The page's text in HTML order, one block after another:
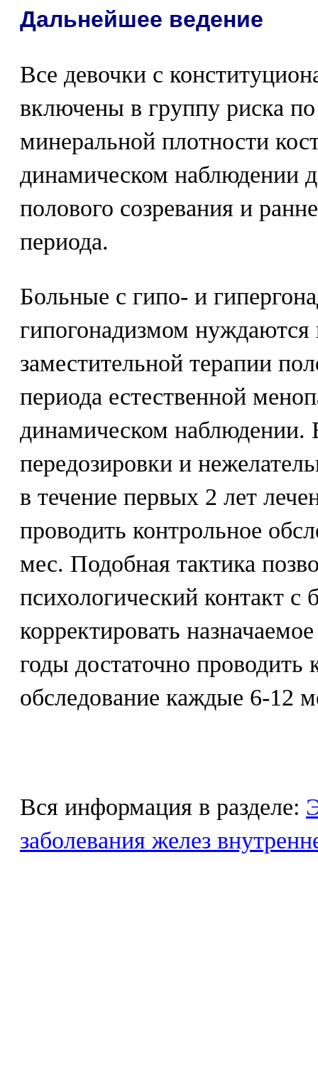
Дальнейшее ведение
Все девочки с
включены в группу риска
минеральной плотности
динамическом наблюдении
полового созревания и
периода.
Больные с гипо- и
гипогонадизмом
заместительной терапии
периода естественной
динамическом наблюдении.
передозировки и
в течение первых 2 лет
проводить контрольное
мес. Подобная тактика
психологический контакт
корректировать
годы достаточно проводить
обследование каждые 6-12
Вся информация в разделе:
заболевания желез